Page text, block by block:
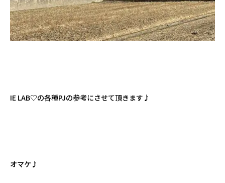
IE LAB♡の各種PJの参考にさせて頂きます♪
オマケ♪